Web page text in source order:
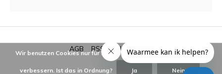
AGB RSS feed Sitemap
Wir benutzen Cookies nur für interne Zwecke um den Webshop zu
verbessern. Ist das in Ordnung? Ja Nein